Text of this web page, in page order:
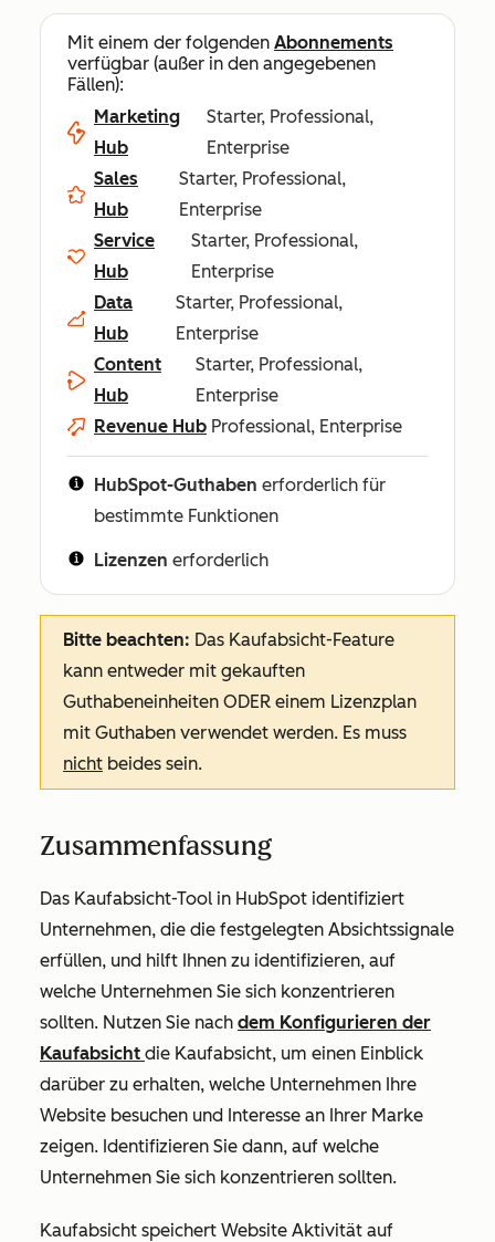
Mit einem der folgenden Abonnements
verfügbar (außer in den angegebenen
Fällen):
Marketing
Hub
Starter, Professional,
Enterprise
Sales
Hub
Starter, Professional,
Enterprise
Service
Hub
Starter, Professional,
Enterprise
Data
Hub
Starter, Professional,
Enterprise
Content
Hub
Starter, Professional,
Enterprise
Revenue Hub Professional, Enterprise
HubSpot-Guthaben erforderlich für
bestimmte Funktionen
Lizenzen erforderlich
Bitte beachten: Das Kaufabsicht-Feature
kann entweder mit gekauften
Guthabeneinheiten ODER einem Lizenzplan
mit Guthaben verwendet werden. Es muss
nicht beides sein.
Zusammenfassung
Das Kaufabsicht-Tool in HubSpot identifiziert
Unternehmen, die die festgelegten Absichtssignale
erfüllen, und hilft Ihnen zu identifizieren, auf
welche Unternehmen Sie sich konzentrieren
sollten. Nutzen Sie nach dem Konfigurieren der
Kaufabsicht die Kaufabsicht, um einen Einblick
darüber zu erhalten, welche Unternehmen Ihre
Website besuchen und Interesse an Ihrer Marke
zeigen. Identifizieren Sie dann, auf welche
Unternehmen Sie sich konzentrieren sollten.
Kaufabsicht speichert Website Aktivität auf